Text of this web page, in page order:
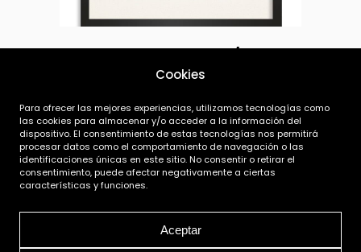
Cookies
Para ofrecer las mejores experiencias, utilizamos tecnologías como
las cookies para almacenar y/o acceder a la información del
dispositivo. El consentimiento de estas tecnologías nos permitirá
procesar datos como el comportamiento de navegación o las
identificaciones únicas en este sitio. No consentir o retirar el
consentimiento, puede afectar negativamente a ciertas
características y funciones.
Aceptar
Mira mi mano derecha / Engaño
20,00€